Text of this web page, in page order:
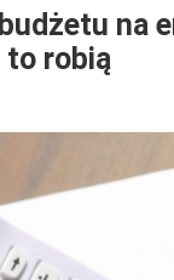
na
to robią